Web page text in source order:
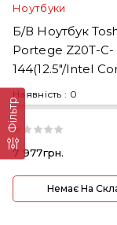
Ноутбуки
Б/В Ноутбук
Portege Z20T-C-
144(12.5"/Intel
6Y75 1.2GHz/RAM
Наявність : 0
7 977грн.
Немає На
Фільтр